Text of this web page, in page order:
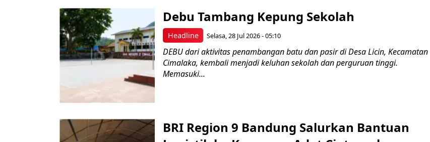
Headline
Debu Tambang Kepung Sekolah
Selasa, 28 Jul 2026 - 05:10
DEBU dari aktivitas penambangan batu dan pasir di Desa Licin, Kecamatan
Cimalaka, kembali menjadi keluhan sekolah dan perguruan tinggi.
Memasuki...
BRI Region 9 Bandung Salurkan Bantuan